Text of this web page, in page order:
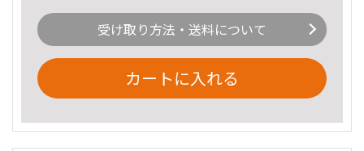
受け取り方法・送料について
カートに入れる